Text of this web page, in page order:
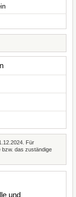
Für
bzw. das zuständige
und